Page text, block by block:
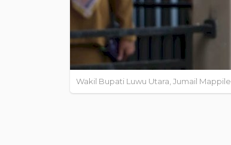
Wakil Bupati Luwu Utara, Jumail Mappile